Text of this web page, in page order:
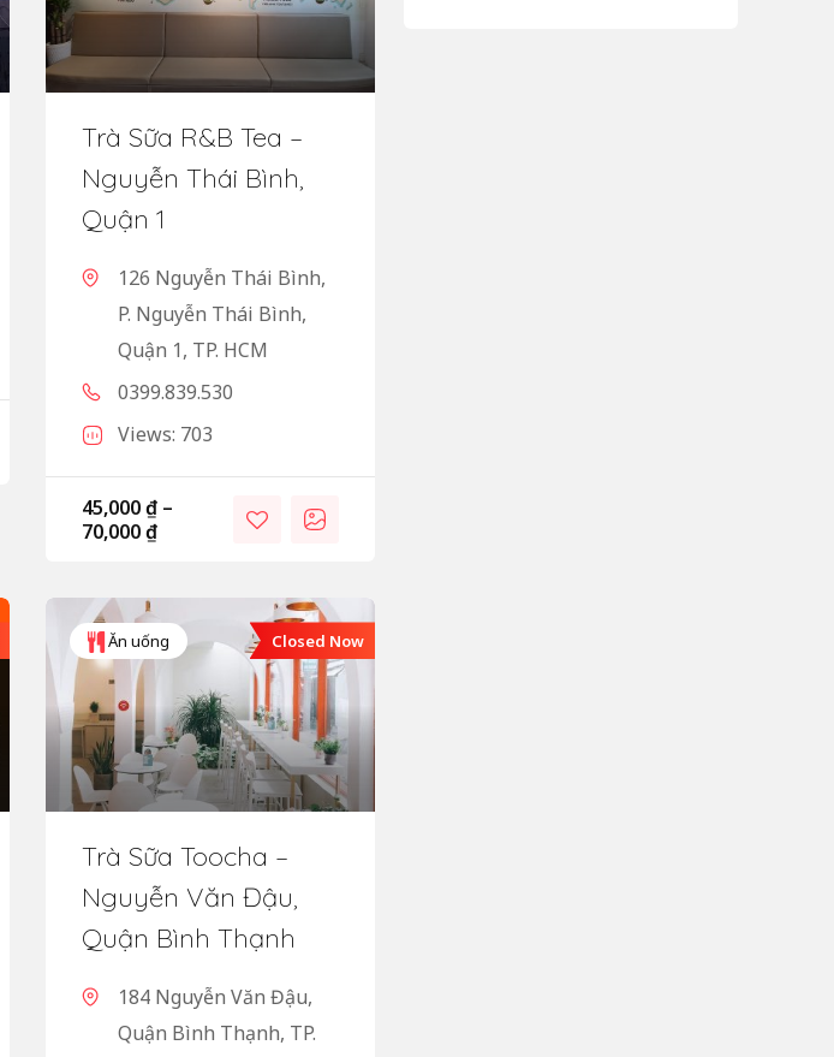
Trà Sữa R&B Tea –
Nguyễn Thái Bình,
Quận 1
126 Nguyễn Thái Bình,
P. Nguyễn Thái Bình,
Quận 1, TP. HCM
0399.839.530
Views: 703
45,000₫ –
70,000₫
Ăn uống Closed Now
Trà Sữa Toocha –
Nguyễn Văn Đậu,
Quận Bình Thạnh
184 Nguyễn Văn Đậu,
Quận Bình Thạnh, TP.